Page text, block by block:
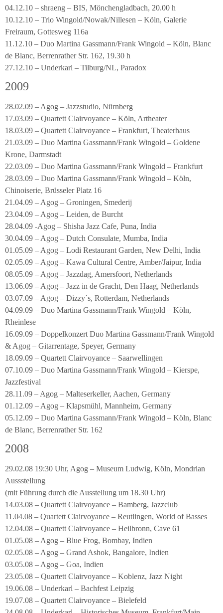
04.12.10 – shraeng – BIS, Mönchengladbach, 20.00 h
10.12.10 – Trio Wingold/Nowak/Nillesen – Köln, Galerie
Freiraum, Gottesweg 116a
11.12.10 – Duo Martina Gassmann/Frank Wingold – Köln, Blanc
de Blanc, Berrenrather Str. 162, 19.30 h
27.12.10 – Underkarl – Tilburg/NL, Paradox
2009
28.02.09 – Agog – Jazzstudio, Nürnberg
17.03.09 – Quartett Clairvoyance – Köln, Artheater
18.03.09 – Quartett Clairvoyance – Frankfurt, Theaterhaus
21.03.09 – Duo Martina Gassmann/Frank Wingold – Goldene
Krone, Darmstadt
22.03.09 – Duo Martina Gassmann/Frank Wingold – Frankfurt
28.03.09 – Duo Martina Gassmann/Frank Wingold – Köln,
Chinoiserie, Brüsseler Platz 16
21.04.09 – Agog – Groningen, Smederij
23.04.09 – Agog – Leiden, de Burcht
28.04.09 -Agog – Shisha Jazz Cafe, Puna, India
30.04.09 – Agog – Dutch Consulate, Mumba, India
01.05.09 – Agog – Lodi Restaurant Garden, New Delhi, India
02.05.09 – Agog – Kawa Cultural Centre, Amber/Jaipur, India
08.05.09 – Agog – Jazzdag, Amersfoort, Netherlands
13.06.09 – Agog – Jazz in de Gracht, Den Haag, Netherlands
03.07.09 – Agog – Dizzy´s, Rotterdam, Netherlands
04.09.09 – Duo Martina Gassmann/Frank Wingold – Köln,
Rheinlese
16.09.09 – Doppelkonzert Duo Martina Gassmann/Frank Wingold
& Agog – Gitarrentage, Speyer, Germany
18.09.09 – Quartett Clairvoyance – Saarwellingen
07.10.09 – Duo Martina Gassmann/Frank Wingold – Kierspe,
Jazzfestival
28.11.09 – Agog – Malteserkeller, Aachen, Germany
01.12.09 – Agog – Klapsmühl, Mannheim, Germany
05.12.09 – Duo Martina Gassmann/Frank Wingold – Köln, Blanc
de Blanc, Berrenrather Str. 162
2008
29.02.08 19:30 Uhr, Agog – Museum Ludwig, Köln, Mondrian
Aussstellung
(mit Führung durch die Ausstellung um 18.30 Uhr)
14.03.08 – Quartett Clairvoyance – Bamberg, Jazzclub
11.04.08 – Quartett Clairvoyance – Reutlingen, World of Basses
12.04.08 – Quartett Clairvoyance – Heilbronn, Cave 61
01.05.08 – Agog – Blue Frog, Bombay, Indien
02.05.08 – Agog – Grand Ashok, Bangalore, Indien
03.05.08 – Agog – Goa, Indien
23.05.08 – Quartett Clairvoyance – Koblenz, Jazz Night
19.06.08 – Underkarl – Bachfest Leipzig
19.07.08 – Quartett Clairvoyance – Bielefeld